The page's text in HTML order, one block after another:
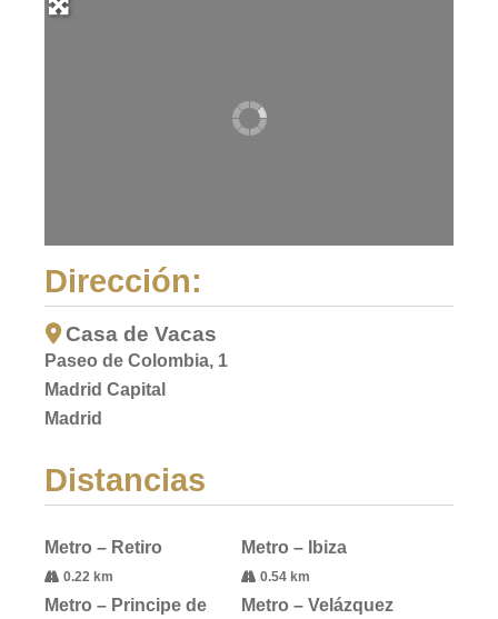
Dirección:
Casa de Vacas
Paseo de Colombia, 1
Madrid Capital
Madrid
Distancias
Metro – Retiro
0.22 km
Metro – Ibiza
0.54 km
Metro – Principe de
Metro – Velázquez